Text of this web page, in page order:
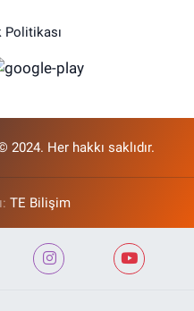
Politikası
2024. Her hakkı saklıdır.
TE Bilişim